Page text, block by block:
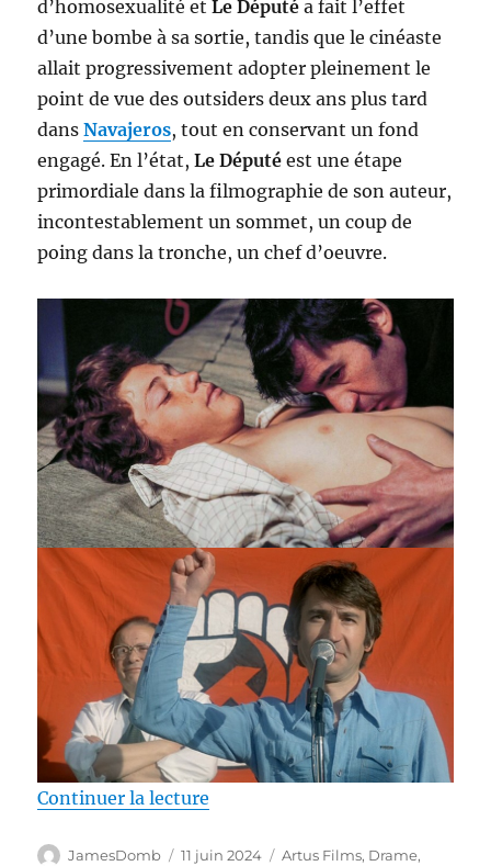
d’homosexualité etLe Député a fait l’effet
d’une bombe à sa sortie, tandis que le cinéaste
allait progressivement adopter pleinement le
point de vue des outsiders deux ans plus tard
dansNavajeros, tout en conservant un fond
engagé. En l’état,Le Député est une étape
primordiale dans la filmographie de son auteur,
incontestablement un sommet, un coup de
poing dans la tronche, un chef d’oeuvre.
Continuer la lecture
Auteur
JamesDomb
Publié
11 juin 2024 Catégories
Artus Films, Drame,